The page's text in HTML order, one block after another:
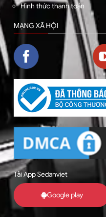
Hình thức thanh toán
MẠNG XÃ HỘI
Tải App Sedanviet
Google play